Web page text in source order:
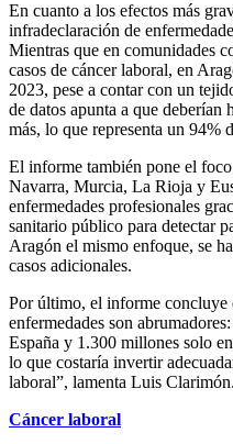
En cuanto a los efectos más
infradeclaración de
Mientras que en comunidades
casos de cáncer laboral, en
2023, pese a contar con un
de datos apunta a que deberían
más, lo que representa un 94%
El informe también pone el
Navarra, Murcia, La Rioja y
enfermedades profesionales
sanitario público para detectar
Aragón el mismo enfoque, se
casos adicionales.
Por último, el informe concluye
enfermedades son
España y 1.300 millones solo
lo que costaría invertir
laboral”, lamenta Luis Clarimón.
Cáncer laboral